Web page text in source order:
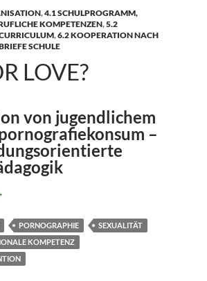
,4.1 SCHULPROGRAMM,
KOMPETENZEN,5.2
,6.2 KOOPERATION NACH
SCHULE
LOVE?
von jugendlichem
–
PORNOGRAPHIE
SEXUALITÄT
KOMPETENZ